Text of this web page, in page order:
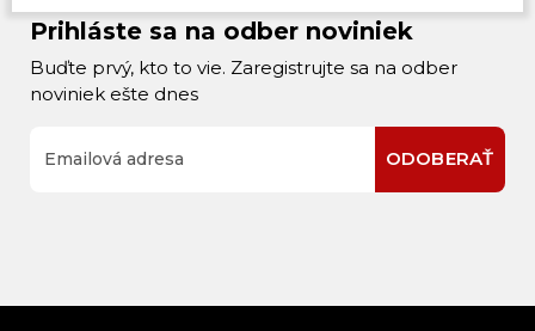
Prihláste sa na odber noviniek
Buďte prvý, kto to vie. Zaregistrujte sa na odber
noviniek ešte dnes
ODOBERAŤ